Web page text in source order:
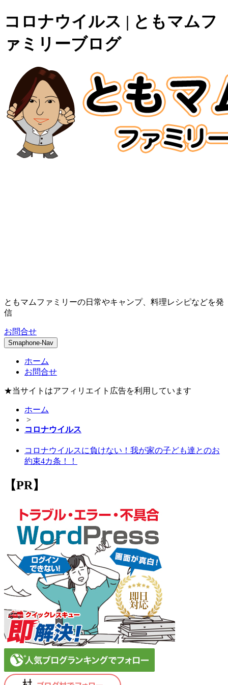
コロナウイルス | ともマムフ
ァミリーブログ
ともマムファミリーの日常やキャンプ、料理レシピなどを発
信
お問合せ
Smaphone-Nav
ホーム
お問合せ
★当サイトはアフィリエイト広告を利用しています
ホーム
>
コロナウイルス
コロナウイルスに負けない！我が家の子ども達とのお
約束4カ条！！
【PR】